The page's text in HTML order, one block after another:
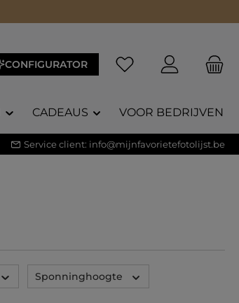
CONFIGURATOR Je hebt 0 items op
CADEAUS VOOR BEDRIJVEN
Service client: info@mijnfavorietefotolijst.be
Sponninghoogte